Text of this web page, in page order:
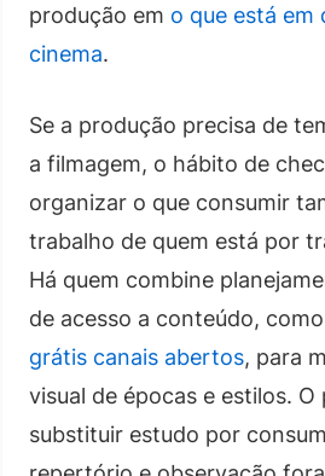
produção em o que está em
cinema.
Se a produção precisa de
a filmagem, o hábito de
organizar o que consumir
trabalho de quem está por
Há quem combine
de acesso a conteúdo,
grátis canais abertos, para
visual de épocas e estilos.
substituir estudo por